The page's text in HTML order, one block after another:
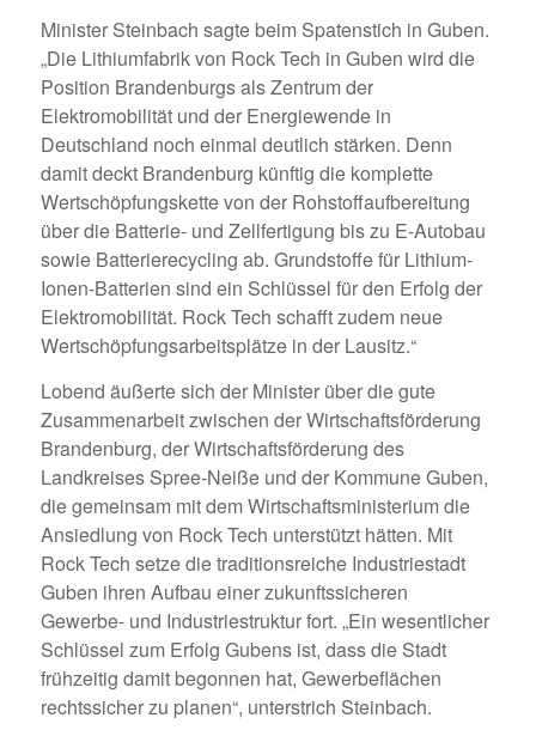
Minister Steinbach sagte beim Spatenstich in Guben.
„Die Lithiumfabrik von Rock Tech in Guben wird die
Position Brandenburgs als Zentrum der
Elektromobilität und der Energiewende in
Deutschland noch einmal deutlich stärken. Denn
damit deckt Brandenburg künftig die komplette
Wertschöpfungskette von der Rohstoffaufbereitung
über die Batterie- und Zellfertigung bis zu E-Autobau
sowie Batterierecycling ab. Grundstoffe für Lithium-
Ionen-Batterien sind ein Schlüssel für den Erfolg der
Elektromobilität. Rock Tech schafft zudem neue
Wertschöpfungsarbeitsplätze in der Lausitz.“
Lobend äußerte sich der Minister über die gute
Zusammenarbeit zwischen der Wirtschaftsförderung
Brandenburg, der Wirtschaftsförderung des
Landkreises Spree-Neiße und der Kommune Guben,
die gemeinsam mit dem Wirtschaftsministerium die
Ansiedlung von Rock Tech unterstützt hätten. Mit
Rock Tech setze die traditionsreiche Industriestadt
Guben ihren Aufbau einer zukunftssicheren
Gewerbe- und Industriestruktur fort. „Ein wesentlicher
Schlüssel zum Erfolg Gubens ist, dass die Stadt
frühzeitig damit begonnen hat, Gewerbeflächen
rechtssicher zu planen“, unterstrich Steinbach.